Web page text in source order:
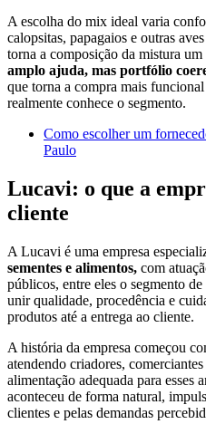
A escolha do mix ideal varia
calopsitas, papagaios e outras
torna a composição da mistura
amplo ajuda, mas portfólio
que torna a compra mais
realmente conhece o segmento.
Como escolher um
Paulo
Lucavi: o que a
cliente
A Lucavi é uma empresa
sementes e alimentos, com
públicos, entre eles o segmento
unir qualidade, procedência e
produtos até a entrega ao cliente.
A história da empresa começou
atendendo criadores,
alimentação adequada para esses
aconteceu de forma natural,
clientes e pelas demandas